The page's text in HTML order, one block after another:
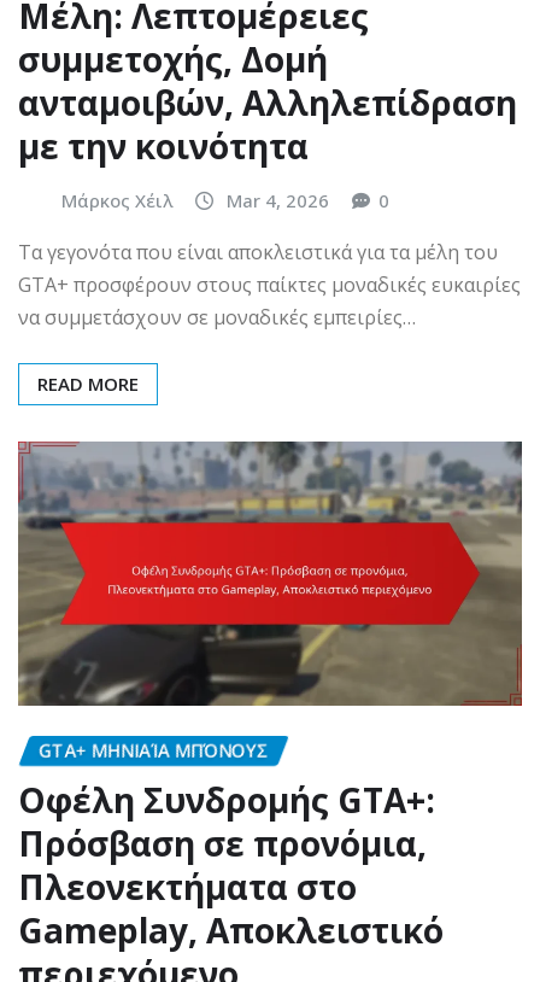
Μέλη: Λεπτομέρειες
συμμετοχής, Δομή
ανταμοιβών, Αλληλεπίδραση
με την κοινότητα
Μάρκος Χέιλ Mar 4, 2026 0
Τα γεγονότα που είναι αποκλειστικά για τα μέλη του
GTA+ προσφέρουν στους παίκτες μοναδικές ευκαιρίες
να συμμετάσχουν σε μοναδικές εμπειρίες…
READ MORE
GTA+ ΜΗΝΙΑΊΑ ΜΠΌΝΟΥΣ
Οφέλη Συνδρομής GTA+:
Πρόσβαση σε προνόμια,
Πλεονεκτήματα στο
Gameplay, Αποκλειστικό